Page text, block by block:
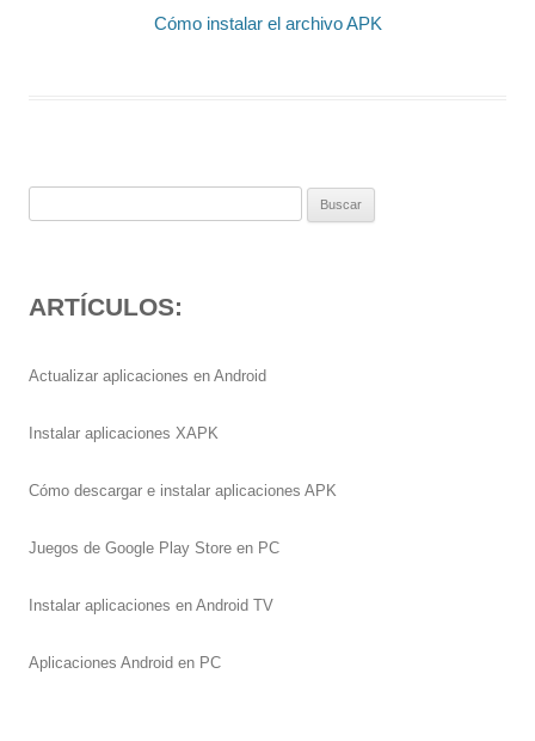
Cómo instalar el archivo APK
ARTÍCULOS:
Actualizar aplicaciones en Android
Instalar aplicaciones XAPK
Cómo descargar e instalar aplicaciones APK
Juegos de Google Play Store en PC
Instalar aplicaciones en Android TV
Aplicaciones Android en PC